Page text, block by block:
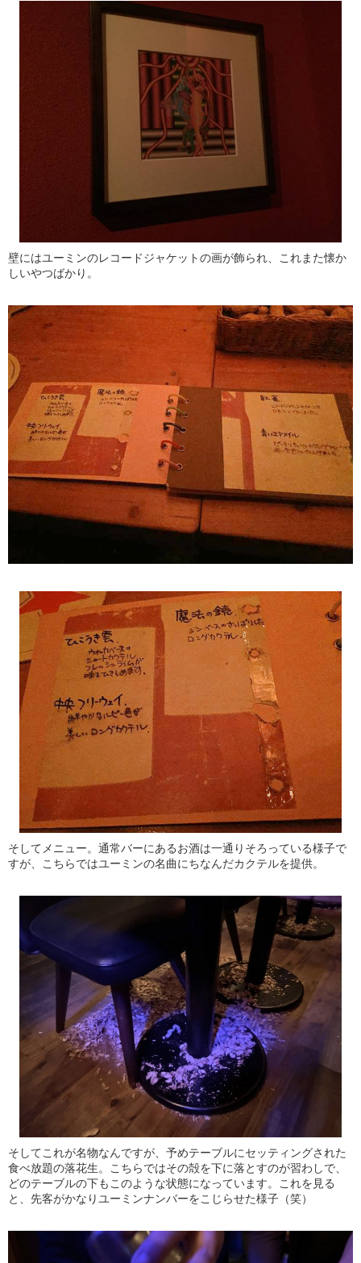
壁にはユーミンのレコードジャケットの画が飾られ、これまた懐か
しいやつばかり。
そしてメニュー。通常バーにあるお酒は一通りそろっている様子で
すが、こちらではユーミンの名曲にちなんだカクテルを提供。
そしてこれが名物なんですが、予めテーブルにセッティングされた
食べ放題の落花生。こちらではその殻を下に落とすのが習わしで、
どのテーブルの下もこのような状態になっています。これを見る
と、先客がかなりユーミンナンバーをこじらせた様子（笑）